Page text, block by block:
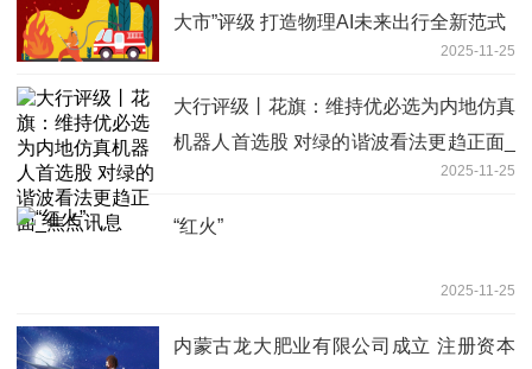
大市”评级 打造物理AI未来出行全新范式
2025-11-25
大行评级丨花旗：维持优必选为内地仿真
机器人首选股 对绿的谐波看法更趋正面_
2025-11-25
“红火”
2025-11-25
内蒙古龙大肥业有限公司成立 注册资本